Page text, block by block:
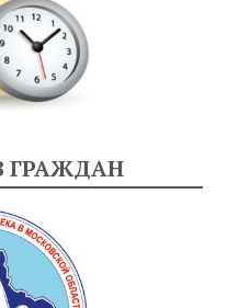
ГРАЖДАН